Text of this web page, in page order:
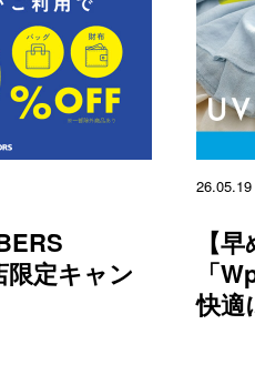
限定キャン
26.05.19
【
「
快適